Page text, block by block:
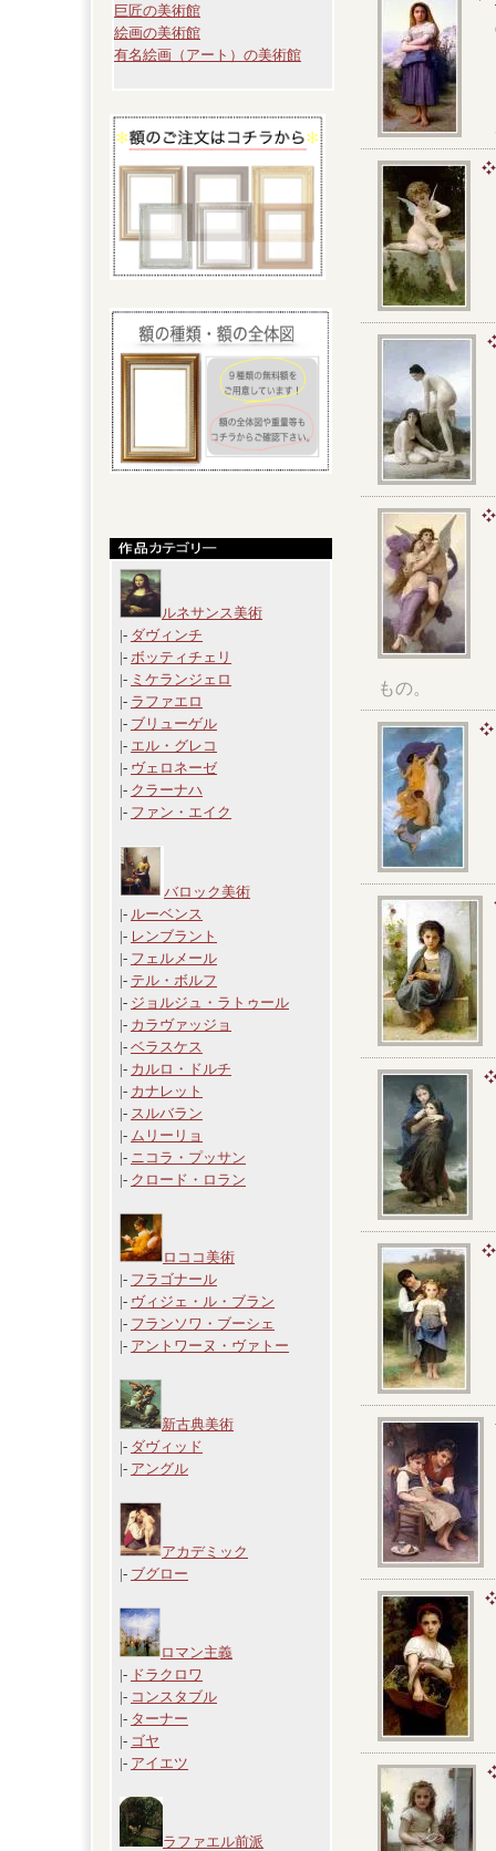
巨匠の美術館
絵画の美術館
有名絵画（アート）の美術館
ルネサンス美術
|- ダヴィンチ
|- ボッティチェリ
|- ミケランジェロ
|- ラファエロ
|- ブリューゲル
|- エル・グレコ
|- ヴェロネーゼ
|- クラーナハ
|- ファン・エイク
バロック美術
|- ルーベンス
|- レンブラント
|- フェルメール
|- テル・ボルフ
|- ジョルジュ・ラトゥール
|- カラヴァッジョ
|- ベラスケス
|- カルロ・ドルチ
|- カナレット
|- スルバラン
|- ムリーリョ
|- ニコラ・プッサン
|- クロード・ロラン
ロココ美術
|- フラゴナール
|- ヴィジェ・ル・ブラン
|- フランソワ・ブーシェ
|- アントワーヌ・ヴァトー
新古典美術
|- ダヴィッド
|- アングル
アカデミック
|- ブグロー
ロマン主義
|- ドラクロワ
|- コンスタブル
|- ターナー
|- ゴヤ
|- アイエツ
ラファエル前派
もの。